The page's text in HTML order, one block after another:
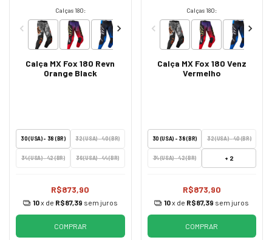
Calças 180:
Calça MX Fox 180 Revn
Orange Black
30 (USA) - 38 (BR) 32 (USA) - 40 (BR)
34 (USA) - 42 (BR) 36 (USA) - 44 (BR)
R$873,90
10x de R$87,39 sem juros
COMPRAR
Calças 180:
Calça MX Fox 180 Venz
Vermelho
30 (USA) - 38 (BR) 32 (USA) - 40 (BR)
34 (USA) - 42 (BR) + 2
R$873,90
10x de R$87,39 sem juros
COMPRAR